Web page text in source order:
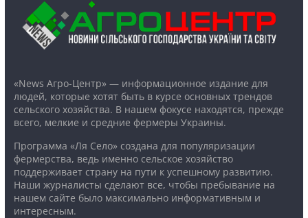
«News Агро-Центр» — информационное издание для
людей, которые хотят быть в курсе основных трендов
сельского хозяйства. В нашем фокусе находятся, прежде
всего, мелкие и средние фермеры Украины.
Программа «Ля Село» создана для популяризации
фермерства, ведь именно сельское хозяйство
поддерживает страну на пути к успешному развитию.
Наши журналисты сделают все, чтобы пребывание на
нашем сайте было максимально информативным и
интересным.